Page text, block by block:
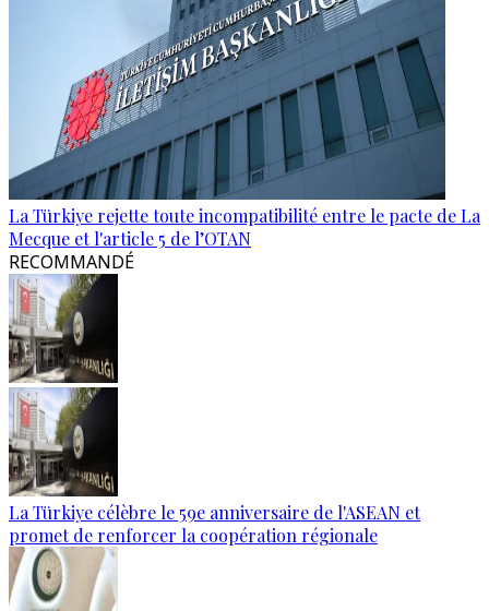
La Türkiye rejette toute incompatibilité entre le pacte de La
Mecque et l'article 5 de l’OTAN
RECOMMANDÉ
La Türkiye célèbre le 59e anniversaire de l'ASEAN et
promet de renforcer la coopération régionale